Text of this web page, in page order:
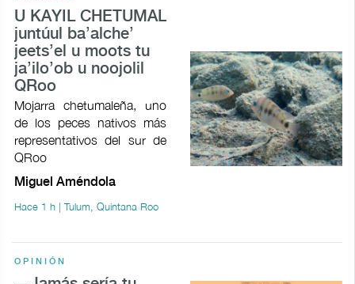
U KAYIL CHETUMAL
juntúul ba’alche’
jeets’el u moots tu
ja’ilo’ob u noojolil
QRoo
Mojarra chetumaleña, uno
de los peces nativos más
representativos del sur de
QRoo
Miguel Améndola
Hace 1 h | Tulum, Quintana Roo
OPINIÓN